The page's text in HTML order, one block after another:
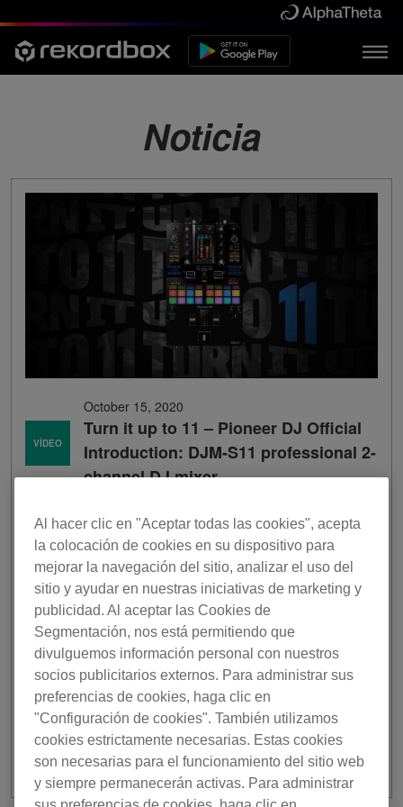
Noticia
VÍDEO
October 15, 2020
Turn it up to 11 – Pioneer DJ Official
Introduction: DJM-S11 professional 2-
channel DJ mixer
Al hacer clic en "Aceptar todas las cookies", acepta
la colocación de cookies en su dispositivo para
mejorar la navegación del sitio, analizar el uso del
sitio y ayudar en nuestras iniciativas de marketing y
publicidad. Al aceptar las Cookies de
Segmentación, nos está permitiendo que
divulguemos información personal con nuestros
socios publicitarios externos. Para administrar sus
preferencias de cookies, haga clic en
"Configuración de cookies". También utilizamos
cookies estrictamente necesarias. Estas cookies
son necesarias para el funcionamiento del sitio web
y siempre permanecerán activas. Para administrar